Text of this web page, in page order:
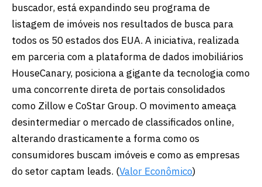
buscador, está expandindo seu programa de
listagem de imóveis nos resultados de busca para
todos os 50 estados dos EUA. A iniciativa, realizada
em parceria com a plataforma de dados imobiliários
HouseCanary, posiciona a gigante da tecnologia como
uma concorrente direta de portais consolidados
como Zillow e CoStar Group. O movimento ameaça
desintermediar o mercado de classificados online,
alterando drasticamente a forma como os
consumidores buscam imóveis e como as empresas
do setor captam leads. (Valor Econômico)